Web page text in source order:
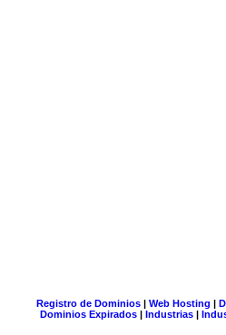
Registro de Dominios| Web Hosting |
Dominios Expirados | Industrias |